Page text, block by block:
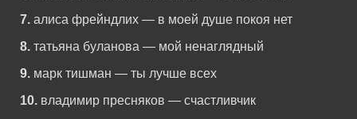
7. алиса фрейндлих — в моей душе покоя нет
8. татьяна буланова — мой ненаглядный
9. марк тишман — ты лучше всех
10. владимир пресняков — счастливчик